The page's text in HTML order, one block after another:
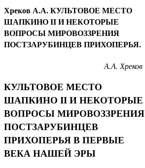
Хреков А.А. КУЛЬТОВОЕ МЕСТО
ШАПКИНО II И НЕКОТОРЫЕ
ВОПРОСЫ МИРОВОЗЗРЕНИЯ
ПОСТЗАРУБИНЦЕВ ПРИХОПЕРЬЯ.
А.А. Хреков
КУЛЬТОВОЕ МЕСТО
ШАПКИНО II И НЕКОТОРЫЕ
ВОПРОСЫ МИРОВОЗЗРЕНИЯ
ПОСТЗАРУБИНЦЕВ
ПРИХОПЕРЬЯ В ПЕРВЫЕ
ВЕКА НАШЕЙ ЭРЫ